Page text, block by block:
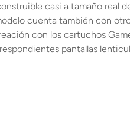
casi a tamaño real
cuenta también con
con los cartuchos
pantallas